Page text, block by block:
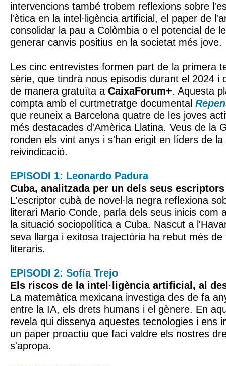
intervencions també trobem reflexions sobre
l'ètica en la intel·ligència artificial, el paper de
consolidar la pau a Colòmbia o el potencial de
generar canvis positius en la societat més jove.
Les cinc entrevistes formen part de la primera
sèrie, que tindrà nous episodis durant el 2024 i
de manera gratuïta a CaixaForum+. Aquesta
compta amb el curtmetratge documental
que reuneix a Barcelona quatre de les joves
més destacades d'Amèrica Llatina. Veus de la
ronden els vint anys i s'han erigit en líders de
reivindicació.
EPISODI 1: Leonardo Padura
Cuba, analitzada per un dels seus
L'escriptor cubà de novel·la negra reflexiona
literari Mario Conde, parla dels seus inicis com
la situació sociopolítica a Cuba. Nascut a
seva llarga i exitosa trajectòria ha rebut més
literaris.
EPISODI 2: Sofía Trejo
Els riscos de la intel·ligència artificial, al
La matemàtica mexicana investiga des de fa
entre la IA, els drets humans i el gènere. En
revela qui dissenya aquestes tecnologies i ens
un paper proactiu que faci valdre els nostres
s'apropa.